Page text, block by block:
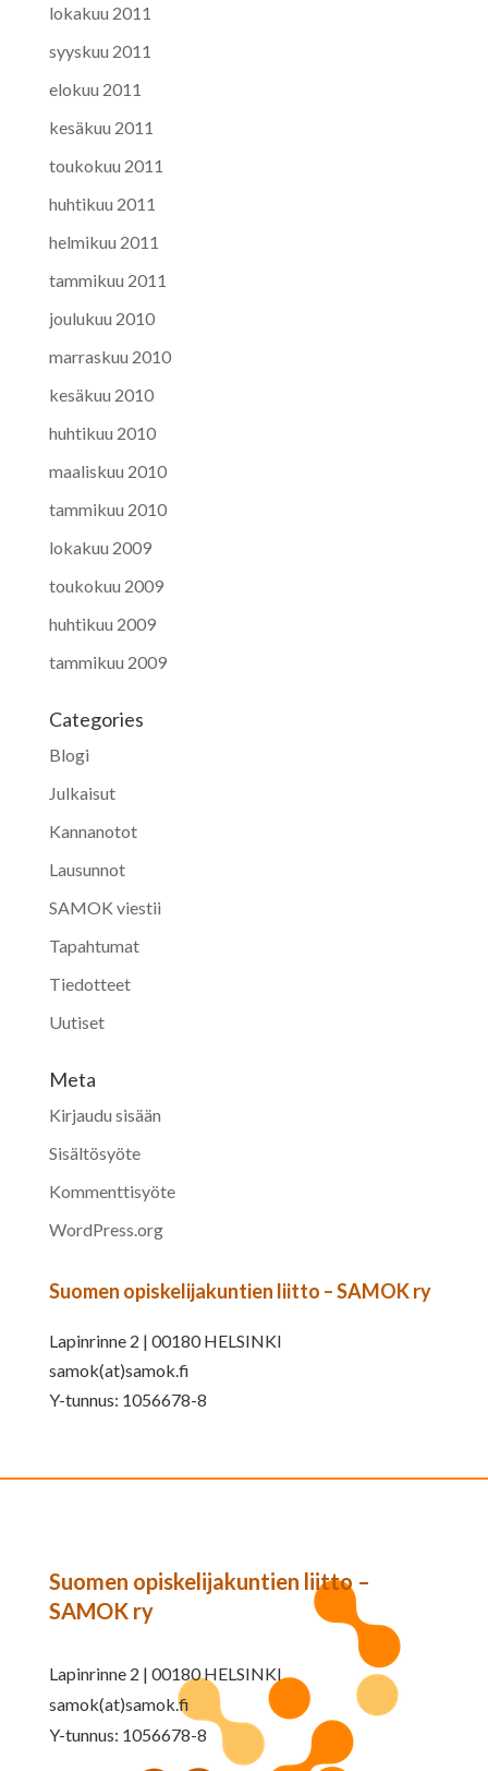
lokakuu 2011
syyskuu 2011
elokuu 2011
kesäkuu 2011
toukokuu 2011
huhtikuu 2011
helmikuu 2011
tammikuu 2011
joulukuu 2010
marraskuu 2010
kesäkuu 2010
huhtikuu 2010
maaliskuu 2010
tammikuu 2010
lokakuu 2009
toukokuu 2009
huhtikuu 2009
tammikuu 2009
Categories
Blogi
Julkaisut
Kannanotot
Lausunnot
SAMOK viestii
Tapahtumat
Tiedotteet
Uutiset
Meta
Kirjaudu sisään
Sisältösyöte
Kommenttisyöte
WordPress.org
Suomen opiskelijakuntien liitto – SAMOK ry
Lapinrinne 2 | 00180 HELSINKI
samok(at)samok.fi
Y-tunnus: 1056678-8
Suomen opiskelijakuntien liitto –
SAMOK ry
Lapinrinne 2 | 00180 HELSINKI
samok(at)samok.fi
Y-tunnus: 1056678-8